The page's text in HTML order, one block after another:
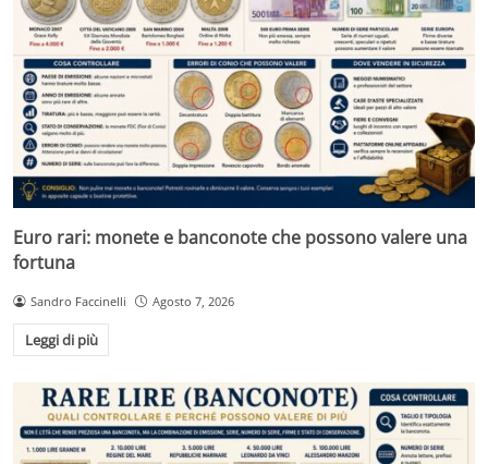
Euro rari: monete e banconote che possono valere una
fortuna
Sandro Faccinelli Agosto 7, 2026
Leggi di più